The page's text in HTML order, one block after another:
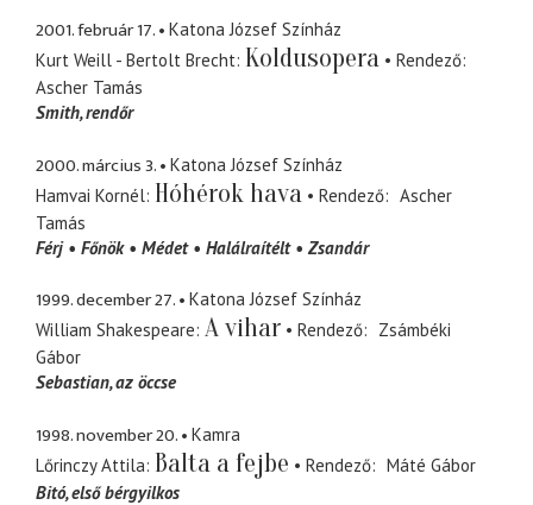
2001. február 17.
Katona József Színház
Kurt Weill - Bertolt Brecht Koldusopera
Rendező
Ascher Tamás
Smith rendőr
2000. március 3.
Katona József Színház
Hamvai Kornél Hóhérok hava Rendező
Ascher
Tamás
Férj
Főnök Médet Halálraítélt Zsandár
1999. december 27.
Katona József Színház
William Shakespeare A vihar Rendező
Zsámbéki
Gábor
Sebastian az öccse
1998. november 20.
Kamra
Lőrinczy Attila Balta a fejbe Rendező
Máté Gábor
Bitó első bérgyilkos